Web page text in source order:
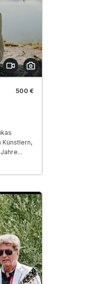
500 €
Künstlern,